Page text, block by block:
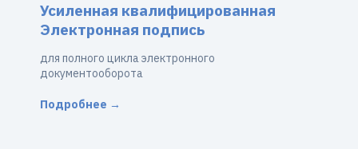
Усиленная квалифицированная
Электронная подпись
для полного цикла электронного
документооборота
Подробнее →